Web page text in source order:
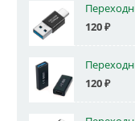
120₽
120₽